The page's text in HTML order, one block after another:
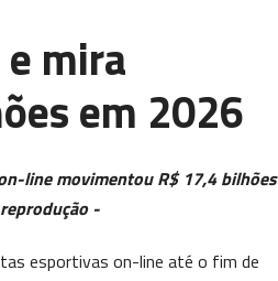
mira
em 2026
line movimentou R$ 17,4 bilhões
-
esportivas on-line até o fim de